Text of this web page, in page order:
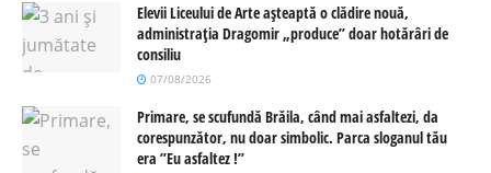
Elevii Liceului de Arte așteaptă o clădire nouă,
administrația Dragomir „produce” doar hotărâri de
consiliu
07/08/2026
Primare, se scufundă Brăila, când mai asfaltezi, da
corespunzător, nu doar simbolic. Parca sloganul tău
era ”Eu asfaltez !”